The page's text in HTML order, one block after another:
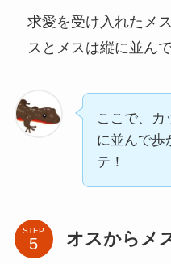
求愛を受け入れたメ
スとメスは縦に並ん
ここで、カ
に並んで歩
テ！
STEP オスからメ